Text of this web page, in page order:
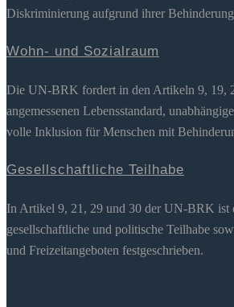
Diskriminierung aufgrund ihrer
Wohn- und Sozialraum
Die UN-BRK fordert in den Artikeln 9, 19,
angemessenen Lebensstandard,
volle Inklusion für Menschen mit
Gesellschaftliche Teilhabe
In Artikel 9, 21, 29 und 30 der UN-BRK ist
gesellschaftliche und politische Teilhabe
und Freizeitangeboten festgeschrieben.